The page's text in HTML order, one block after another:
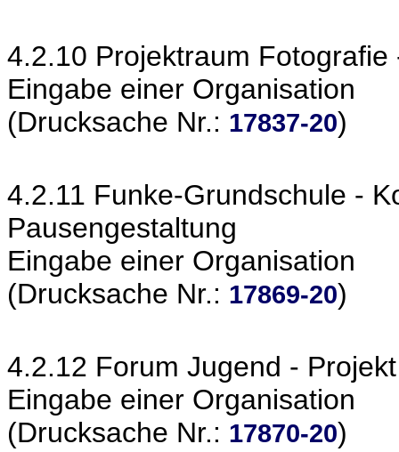
4.2.10 Projektraum
Eingabe einer Organisation
(Drucksache Nr.: 17837-20)
4.2.11 Funke-Grundschule -
Pausengestaltung
Eingabe einer Organisation
(Drucksache Nr.: 17869-20)
4.2.12 Forum Jugend -
Eingabe einer Organisation
(Drucksache Nr.: 17870-20)